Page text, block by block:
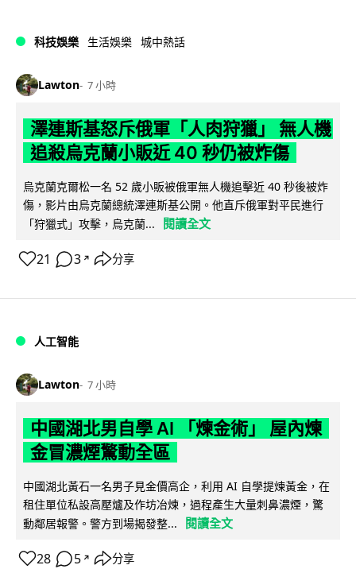
科技娛樂 生活娛樂 城中熱話
Lawton 7 小時
澤連斯基怒斥俄軍「人肉狩獵」 無人機
追殺烏克蘭小販近 40 秒仍被炸傷
烏克蘭克爾松一名 52 歲小販被俄軍無人機追擊近 40 秒後被炸
傷，影片由烏克蘭總統澤連斯基公開。他直斥俄軍對平民進行
「狩獵式」攻擊，烏克蘭...
閱讀全文
21 3 ↗ 分享
人工智能
Lawton 7 小時
中國湖北男自學 AI 「煉金術」 屋內煉
金冒濃煙驚動全區
中國湖北黃石一名男子見金價高企，利用 AI 自學提煉黃金，在
租住單位私設高壓爐及作坊冶煉，過程產生大量刺鼻濃煙，驚
動鄰居報警。警方到場揭發整...
閱讀全文
28 5 ↗ 分享